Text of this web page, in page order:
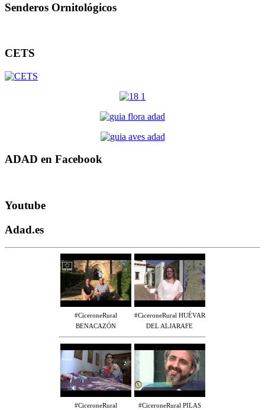
Senderos Ornitológicos
CETS
ADAD en Facebook
Youtube
Adad.es
#CiceroneRural
BENACAZÓN
#CiceroneRural HUÉVAR
DEL ALJARAFE
#CiceroneRural
#CiceroneRural PILAS